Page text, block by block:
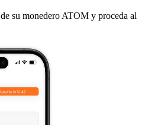
su monedero ATOM y proceda al